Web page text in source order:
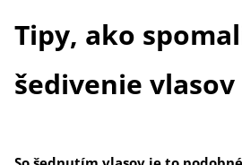
Tipy, ako
šedivenie vlasov